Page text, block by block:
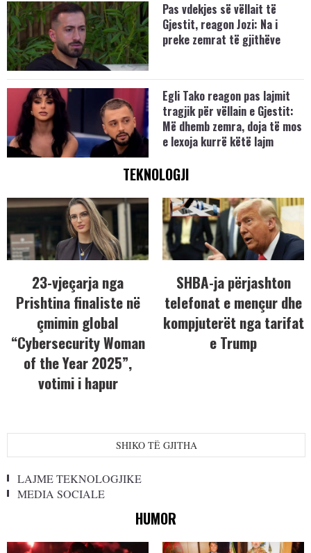
Pas vdekjes së vëllait të
Gjestit, reagon Jozi: Na i
preke zemrat të gjithëve
Egli Tako reagon pas lajmit
tragjik për vëllain e Gjestit:
Më dhemb zemra, doja të mos
e lexoja kurrë këtë lajm
TEKNOLOGJI
23-vjeçarja nga
Prishtina finaliste në
çmimin global
“Cybersecurity Woman
of the Year 2025”,
votimi i hapur
SHBA-ja përjashton
telefonat e mençur dhe
kompjuterët nga tarifat
e Trump
SHIKO TË GJITHA
LAJME TEKNOLOGJIKE
MEDIA SOCIALE
HUMOR